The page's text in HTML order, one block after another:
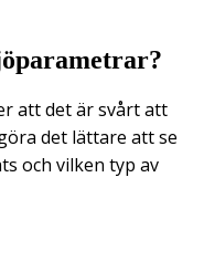
att det är svårt att
det lättare att se
och vilken typ av